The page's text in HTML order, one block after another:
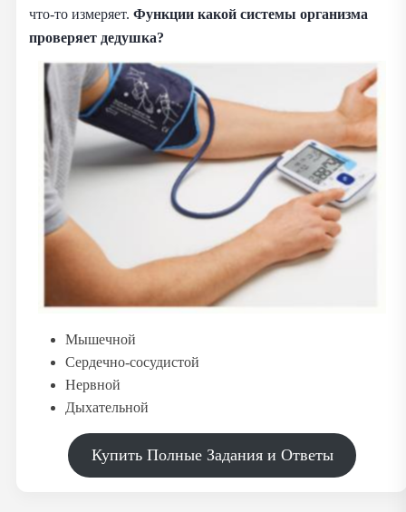
что-то измеряет. Функции какой системы организма
проверяет дедушка?
Мышечной
Сердечно-сосудистой
Нервной
Дыхательной
Купить Полные Задания и Ответы